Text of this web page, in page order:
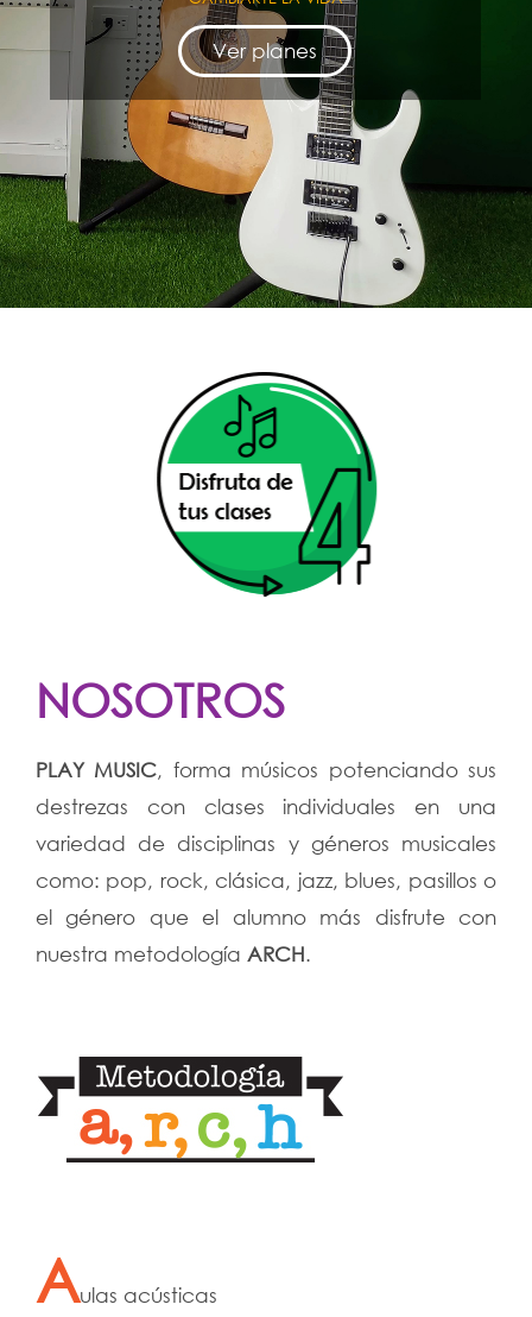
Ver planes
NOSOTROS
PLAY MUSIC, forma músicos potenciando sus
destrezas con clases individuales en una
variedad de disciplinas y géneros musicales
como: pop, rock, clásica, jazz, blues, pasillos o
el género que el alumno más disfrute con
nuestra metodología ARCH.
Aulas acústicas